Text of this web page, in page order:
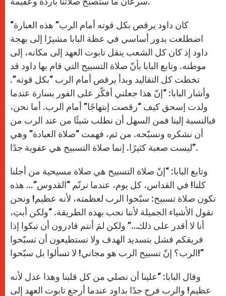
“كان داود يرقص بكل قوته أمام الرب” هذه العبارة
اضطلعت بدور أساسي في عظة البابا مشيرًا إلى بهجة
داود إذ كان كل الشعب ينقل تابوت العهد إلى مكانه، إلى
موطنه. وتابع البابا بأنّ صلاة التسبيح التي قام بها داود قد
تخطت كل التقاليد وبدأ يرقص أمام الرب “بكل قوته”.
وأشار البابا: “إنّ هذا جعلني أفكّر على الفور بسارة عندما
ولدت إسحق كيف “رقصت إبتهاجًا” أمام الرب. أما نحن،
فبالنسبة إلينا فمن السهل أن نطلب شيئًا من عند الرب من
أن نشكره ونسبّحه. من ثم، فهمت “صلاة العبادة” وهي
ليست صعبة كثيرًا. إنما صلاة التسبيح هي عفوية جدًا”.
وتابع البابا: “إنّ صلاة التسبيح هي صلاة مسيحية من أجلنا
كلنا! في القداس، كل يوم، عندما نرنّم “القدوس”… هذه
تكون صلاة تسبيح: سبّحوا الرب لعظمته، لأنه عظيم! ونحن
نقول الأشياء الجميلة لأننا نحب بهذه الطريقة. “ولكن أبتِ،
أنا لا أقدر على ذلك…” ولكن لمَ أنتم قادرون أن تبكوا إذا
فريقكم فشل بتسديد الهدف ولا تستطيعون أن تسبّحوا
الرب؟ إنّ تسبيح الرب هو مجاني! لا تسألوا بل سبّحوا!”
وقال البابا: “علينا أن نصلي من كل قلبنا وهذا عدل لأنه
عظيم! والرب فرح جدًا بداود عندما أرجع تابوت العهد إلى